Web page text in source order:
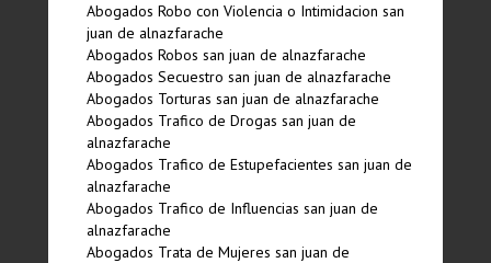
Abogados Robo con Violencia o Intimidacion san
juan de alnazfarache
Abogados Robos san juan de alnazfarache
Abogados Secuestro san juan de alnazfarache
Abogados Torturas san juan de alnazfarache
Abogados Trafico de Drogas san juan de
alnazfarache
Abogados Trafico de Estupefacientes san juan de
alnazfarache
Abogados Trafico de Influencias san juan de
alnazfarache
Abogados Trata de Mujeres san juan de